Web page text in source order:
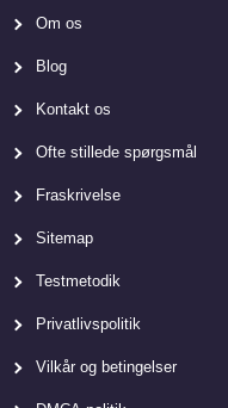
Om os
Blog
Kontakt os
Ofte stillede spørgsmål
Fraskrivelse
Sitemap
Testmetodik
Privatlivspolitik
Vilkår og betingelser